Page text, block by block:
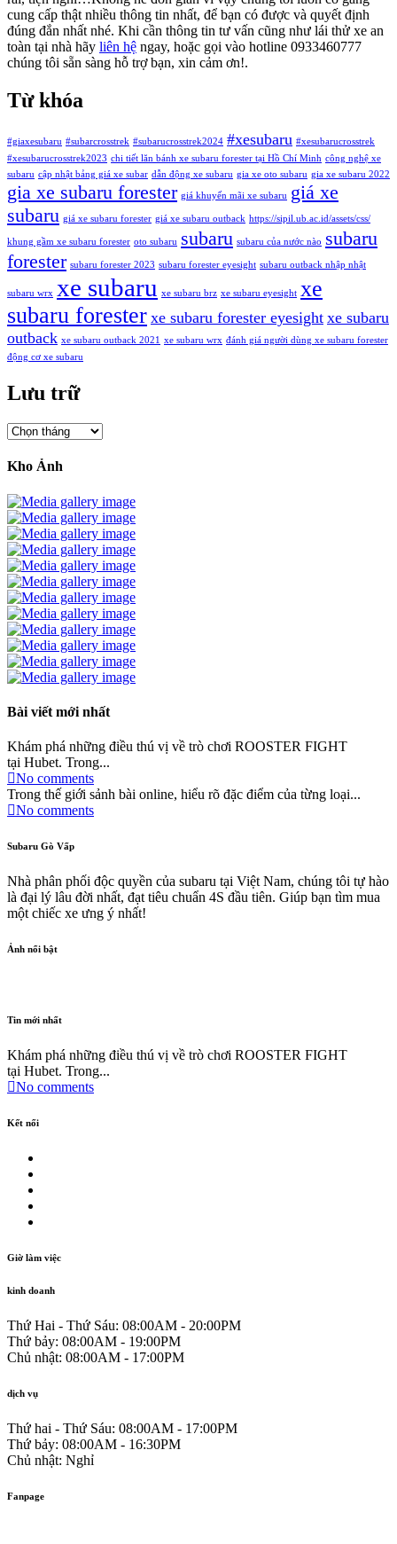
cung cấp thật nhiều thông tin nhất, để bạn có được và quyết định
đúng đắn nhất nhé. Khi cần thông tin tư vấn cũng như lái thử xe an
toàn tại nhà hãy liên hệ ngay, hoặc gọi vào hotline 0933460777
chúng tôi sẵn sàng hỗ trợ bạn, xin cảm ơn!.
Từ khóa
#giaxesubaru #subarcrosstrek #subarucrosstrek2024 #xesubaru #xesubarucrosstrek
#xesubarucrosstrek2023 chi tiết lăn bánh xe subaru forester tại Hồ Chí Minh công nghệ xe
subaru cập nhật bảng giá xe subar dẫn động xe subaru gia xe oto subaru gia xe subaru 2022
gia xe subaru forester giá khuyến mãi xe subaru giá xe
subaru giá xe subaru forester giá xe subaru outback https://sipil.ub.ac.id/assets/css/
khung gầm xe subaru forester oto subaru subaru subaru của nước nào subaru
forester subaru forester 2023 subaru forester eyesight subaru outback nhập nhật
subaru wrx xe subaru xe subaru brz xe subaru eyesight xe
subaru forester xe subaru forester eyesight xe subaru
outback xe subaru outback 2021 xe subaru wrx đánh giá người dùng xe subaru forester
động cơ xe subaru
Lưu trữ
Lưu
Kho Ảnh
Bài viết mới nhất
Khám phá những điều thú vị về trò chơi ROOSTER FIGHT
tại Hubet. Trong...
No comments
Trong thế giới sảnh bài online, hiểu rõ đặc điểm của từng loại...
No comments
Subaru Gò Vấp
Nhà phân phối độc quyền của subaru tại Việt Nam, chúng tôi tự hào
là đại lý lâu đời nhất, đạt tiêu chuẩn 4S đầu tiên. Giúp bạn tìm mua
một chiếc xe ưng ý nhất!
Ảnh nổi bật
Tin mới nhất
Khám phá những điều thú vị về trò chơi ROOSTER FIGHT
tại Hubet. Trong...
No comments
Kết nối
Giờ làm việc
kinh doanh
Thứ Hai - Thứ Sáu: 08:00AM - 20:00PM
Thứ bảy: 08:00AM - 19:00PM
Chủ nhật: 08:00AM - 17:00PM
dịch vụ
Thứ hai - Thứ Sáu: 08:00AM - 17:00PM
Thứ bảy: 08:00AM - 16:30PM
Chủ nhật: Nghỉ
Fanpage